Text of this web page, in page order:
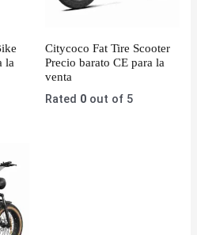
la
Citycoco Fat Tire Scooter
Precio barato CE para la
venta
Rated 0out of 5